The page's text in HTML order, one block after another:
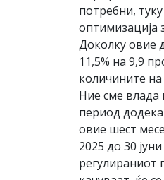
потребни,
оптимизација
Доколку овие
11,5% на 9,9
количините на
Ние сме влада
период
овие шест
2025 до 30
регулираниот